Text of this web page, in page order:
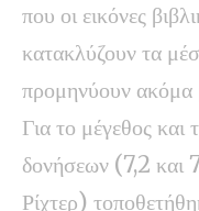
που οι εικόνες
κατακλύζουν τα
προμηνύουν ακόμα
Για το μέγεθος και
δονήσεων (7,2 και
Ρίχτερ)